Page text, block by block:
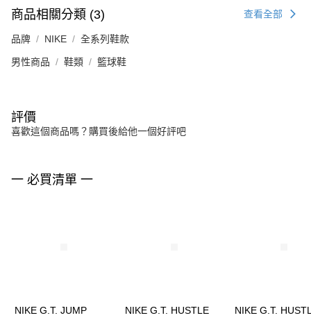
商品相關分類 (3) 查看全部
品牌 NIKE 全系列鞋款
男性商品 鞋類 籃球鞋
評價
喜歡這個商品嗎？購買後給他一個好評吧
一 必買清單 一
NIKE G.T. JUMP
NIKE G.T. HUSTLE
NIKE G.T.